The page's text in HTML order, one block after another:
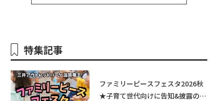
特集記事
ファミリーピースフェスタ2026秋
★子育て世代向けに告知&披露の場